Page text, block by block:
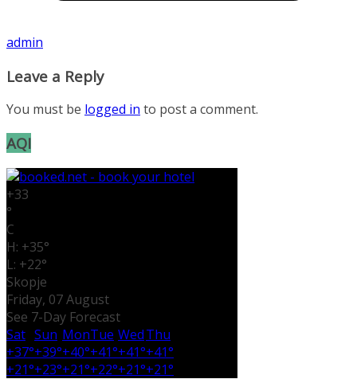
admin
Leave a Reply
You must be logged in to post a comment.
AQI
+33
°
C
H: +35°
L: +22°
Skopje
Friday, 07 August
See 7-Day Forecast
Sat Sun MonTue WedThu
+37°+39°+40°+41°+41°+41°
+21°+23°+21°+22°+21°+21°